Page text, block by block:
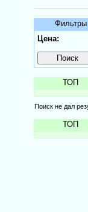
Фильтры
Цена:
ТОП
Поиск не дал
ТОП